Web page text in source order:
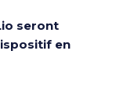
seront
en